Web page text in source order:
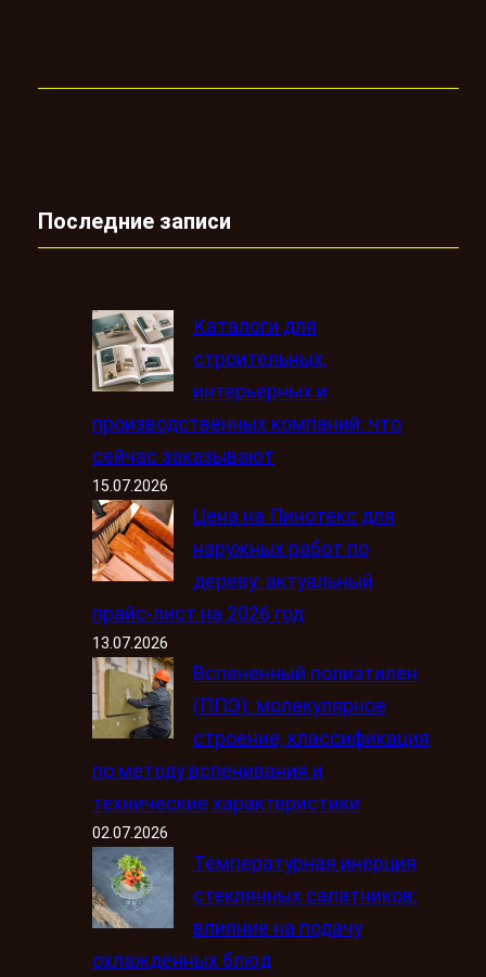
Последние записи
Каталоги для
строительных,
интерьерных и
производственных компаний: что
сейчас заказывают
15.07.2026
Цена на Пинотекс для
наружных работ по
дереву: актуальный
прайс-лист на 2026 год
13.07.2026
Вспененный полиэтилен
(ППЭ): молекулярное
строение, классификация
по методу вспенивания и
технические характеристики
02.07.2026
Температурная инерция
стеклянных салатников:
влияние на подачу
охлаждённых блюд